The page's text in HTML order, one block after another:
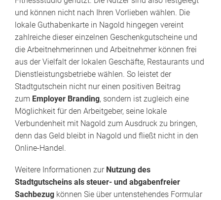
und können nicht nach Ihren Vorlieben wählen. Die
lokale Guthabenkarte in Nagold hingegen vereint
zahlreiche dieser einzelnen Geschenkgutscheine und
die Arbeitnehmerinnen und Arbeitnehmer können frei
aus der Vielfalt der lokalen Geschäfte, Restaurants und
Dienstleistungsbetriebe wählen. So leistet der
Stadtgutschein nicht nur einen positiven Beitrag
zum Employer Branding, sondern ist zugleich eine
Möglichkeit für den Arbeitgeber, seine lokale
Verbundenheit mit Nagold zum Ausdruck zu bringen,
denn das Geld bleibt in Nagold und fließt nicht in den
Online-Handel.
Weitere Informationen zur Nutzung des
Stadtgutscheins als steuer- und abgabenfreier
Sachbezug können Sie über untenstehendes Formular